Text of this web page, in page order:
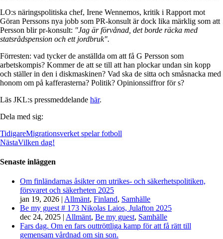
LO:s näringspolitiska chef, Irene Wennemos, kritik i Rapport mot
Göran Perssons nya jobb som PR-konsult är dock lika märklig som att
Persson blir pr-konsult: "Jag är förvånad, det borde räcka med
statsrådspension och ett jordbruk".
Förresten: vad tycker de anställda om att få G Persson som
arbetskompis? Kommer de att se till att han plockar undan sin kopp
och ställer in den i diskmaskinen? Vad ska de sitta och småsnacka med
honom om på kafferasterna? Politik? Opinionssiffror för s?
Läs JKL:s pressmeddelande här.
Dela med sig:
TidigareMigrationsverket spelar fotboll
NästaVilken dag!
Senaste inläggen
Om finländarnas åsikter om utrikes- och säkerhetspolitiken,
försvaret och säkerheten 2025
jan 19, 2026 | Allmänt, Finland, Samhälle
Be my guest # 173 Nikolas Laios, Julafton 2025
dec 24, 2025 | Allmänt, Be my guest, Samhälle
Fars dag. Om en fars outtröttliga kamp för att få rätt till
gemensam vårdnad om sin son.